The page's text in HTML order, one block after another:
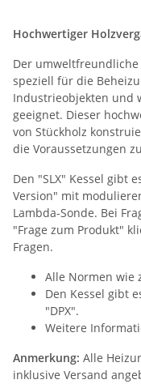
Hochwertiger
Der umweltfreundliche
speziell für die
Industrieobjekten und
geeignet. Dieser
von Stückholz
die Voraussetzungen
Den "SLX" Kessel gibt
Version" mit
Lambda-Sonde. Bei
"Frage zum Produkt"
Fragen.
Alle Normen wie
Den Kessel gibt
"DPX".
Weitere
Anmerkung: Alle
inklusive Versand